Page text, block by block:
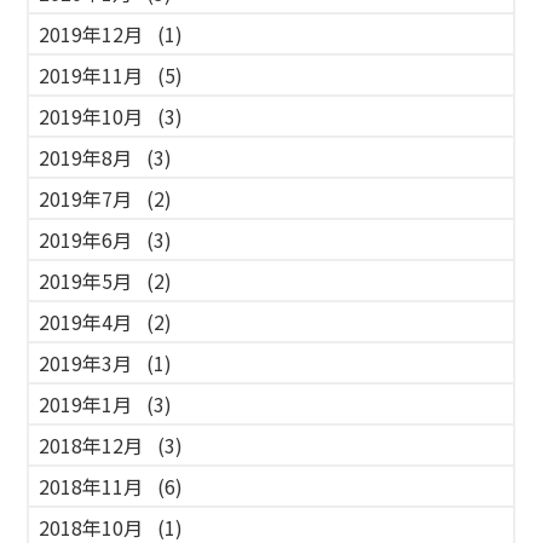
2019年12月
(1)
2019年11月
(5)
2019年10月
(3)
2019年8月
(3)
2019年7月
(2)
2019年6月
(3)
2019年5月
(2)
2019年4月
(2)
2019年3月
(1)
2019年1月
(3)
2018年12月
(3)
2018年11月
(6)
2018年10月
(1)